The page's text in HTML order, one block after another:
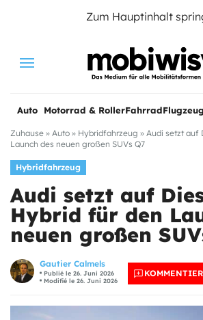
Zum Hauptinhalt
Menu
Auto Motorrad & RollerFahrradFlugzeug
Zuhause » Auto » Hybridfahrzeug » Audi setzt auf
Launch des neuen großen SUVs Q7
Hybridfahrzeug
Audi setzt auf
Hybrid für den
neuen großen
Gautier Calmels
Publié le 26. Juni 2026
Modifié le 26. Juni 2026